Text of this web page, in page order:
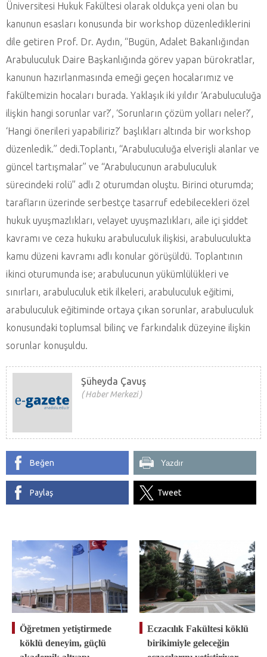
Üniversitesi Hukuk Fakültesi olarak oldukça yeni olan bu
kanunun esasları konusunda bir workshop düzenlediklerini
dile getiren Prof. Dr. Aydın, “Bugün, Adalet Bakanlığından
Arabuluculuk Daire Başkanlığında görev yapan bürokratlar,
kanunun hazırlanmasında emeği geçen hocalarımız ve
fakültemizin hocaları burada. Yaklaşık iki yıldır ‘Arabuluculuğa
ilişkin hangi sorunlar var?’, ‘Sorunların çözüm yolları neler?’,
‘Hangi önerileri yapabiliriz?’ başlıkları altında bir workshop
düzenledik.” dedi.Toplantı, “Arabuluculuğa elverişli alanlar ve
güncel tartışmalar” ve “Arabulucunun arabuluculuk
sürecindeki rolü” adlı 2 oturumdan oluştu. Birinci oturumda;
tarafların üzerinde serbestçe tasarruf edebilecekleri özel
hukuk uyuşmazlıkları, velayet uyuşmazlıkları, aile içi şiddet
kavramı ve ceza hukuku arabuluculuk ilişkisi, arabuluculukta
kamu düzeni kavramı adlı konular görüşüldü. Toplantının
ikinci oturumunda ise; arabulucunun yükümlülükleri ve
sınırları, arabuluculuk etik ilkeleri, arabuluculuk eğitimi,
arabuluculuk eğitiminde ortaya çıkan sorunlar, arabuluculuk
konusundaki toplumsal bilinç ve farkındalık düzeyine ilişkin
sorunlar konuşuldu.
Şüheyda Çavuş
Haber Merkezi
Beğen Yazdır
Paylaş Tweet
Öğretmen yetiştirmede
köklü deneyim, güçlü
Eczacılık Fakültesi köklü
birikimiyle geleceğin